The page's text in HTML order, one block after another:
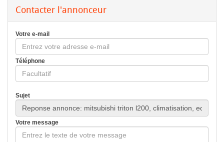
Contacter l'annonceur
Votre e-mail
Téléphone
Sujet
Votre message